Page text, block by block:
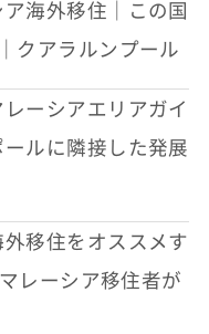
海外移住｜この国
クアラルンプール
ーシアエリアガイ
ルに隣接した発展
移住をオススメす
レーシア移住者が